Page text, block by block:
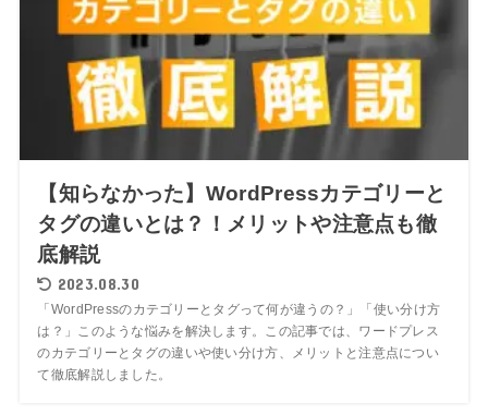
【知らなかった】WordPressカテゴリーと
タグの違いとは？！メリットや注意点も徹
底解説
2023.08.30
「WordPressのカテゴリーとタグって何が違うの？」「使い分け方
は？」このような悩みを解決します。この記事では、ワードプレス
のカテゴリーとタグの違いや使い分け方、メリットと注意点につい
て徹底解説しました。